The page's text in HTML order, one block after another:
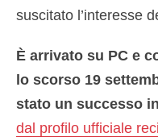
suscitato l’interesse
È arrivato su PC e
lo scorso 19
stato un successo
dal profilo ufficiale